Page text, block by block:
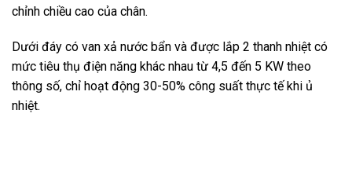
chỉnh chiều cao của chân.
Dưới đáy có van xả nước bẩn và được lắp 2 thanh nhiệt có
mức tiêu thụ điện năng khác nhau từ 4,5 đến 5 KW theo
thông số, chỉ hoạt động 30-50% công suất thực tế khi ủ
nhiệt.